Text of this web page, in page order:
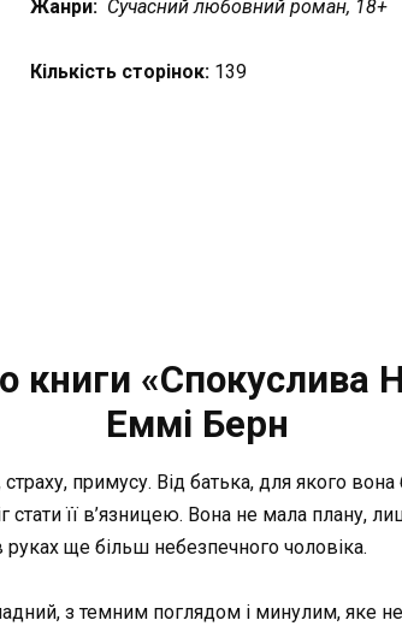
Жанри: Сучасний любовний роман, 18+
Кількість сторінок: 139
книги «Спокуслива
Еммі Берн
примусу. Від батька, для якого
стати її в’язницею. Вона не мала плану,
ще більш небезпечного чоловіка.
з темним поглядом і минулим, яке не